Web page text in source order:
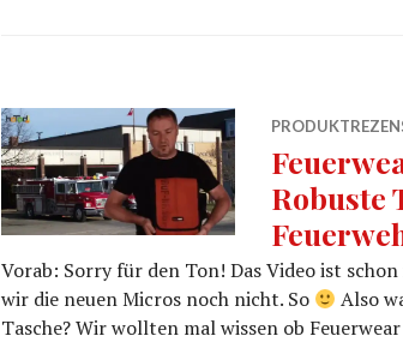
Robuste
Vorab: Sorry für den Ton! Das Video ist
wir die neuen Micros noch nicht. So
Also
Tasche? Wir wollten mal wissen ob